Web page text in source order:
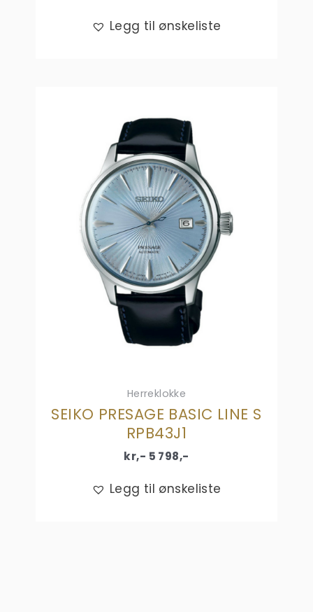
Legg til ønskeliste
Herreklokke
SEIKO PRESAGE BASIC LINE S
RPB43J1
kr,- 5 798,-
Legg til ønskeliste